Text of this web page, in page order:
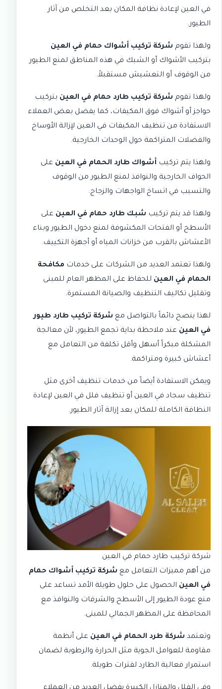
في العين لإعادة نظافة المكان بعد التخلص من آثار
الطيور.
ولهذا تقوم شركة تركيب أشواك حمام في العين
بتركيب الأشواك أو الشبك في هذه المناطق لمنع الطيور
من الوقوف أو التعشيش مستقبلاً.
ولهذا تقوم شركة تركيب طارد حمام في العين بتركيب
حواجز أو أشواك فوق المكيفات، كما يفضل بعض العملاء
الاستفادة من تنظيف المكيفات في العين لإزالة الأوساخ
والفضلات المتراكمة حول الوحدات الخارجية.
ولهذا يتم تركيب أشواك طارد الحمام في العين على
الحواف الخارجية والنوافذ لمنع الطيور من الوقوف
والتسبب في اتساخ الواجهات والزجاج.
ولهذا قد يتم تركيب شبك طارد حمام في العين على
الأسطح أو الفتحات المكشوفة لمنع دخول الطيور وبناء
الأعشاش بالقرب من خزانات المياه أو أجهزة التكييف.
ولهذا تعتمد العديد من الشركات على خدمات مكافحة
الحمام في العين للحفاظ على المظهر العام للمبنى
وتقليل تكاليف التنظيف والصيانة المستمرة.
لهذا ينصح دائماً بالتواصل مع شركة تركيب طارد طيور
في العين عند ملاحظة بداية تجمع الطيور، لأن معالجة
المشكلة مبكراً أسهل وأقل تكلفة من التعامل مع
أعشاش كبيرة ومتراكمة.
ويمكن الاستفادة أيضاً من خدمات تنظيف أخرى مثل
تنظيف سجاد في العين أو تنظيف فلل في العين لإعادة
النظافة الكاملة للمكان بعد إزالة آثار الطيور.
شركة تركيب طارد حمام في العين
من أهم مميزات التعامل مع شركة تركيب أشواك حمام
في العين الحصول على حلول طويلة الأمد تساعد على
منع عودة الطيور إلى الأسطح والشرفات والنوافذ مع
المحافظة على المظهر الجمالي للمبنى.
وتعتمد شركة طرد الحمام في العين على أنظمة
مقاومة للعوامل الجوية مثل الحرارة والرطوبة لضمان
استمرار فعالية الطارد لفترات طويلة.